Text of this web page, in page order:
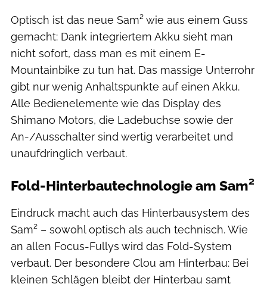
Optisch ist das neue Sam² wie aus einem Guss
gemacht: Dank integriertem Akku sieht man
nicht sofort, dass man es mit einem E-
Mountainbike zu tun hat. Das massige Unterrohr
gibt nur wenig Anhaltspunkte auf einen Akku.
Alle Bedienelemente wie das Display des
Shimano Motors, die Ladebuchse sowie der
An-/Ausschalter sind wertig verarbeitet und
unaufdringlich verbaut.
Fold-Hinterbautechnologie am Sam²
Eindruck macht auch das Hinterbausystem des
Sam² – sowohl optisch als auch technisch. Wie
an allen Focus-Fullys wird das Fold-System
verbaut. Der besondere Clou am Hinterbau: Bei
kleinen Schlägen bleibt der Hinterbau samt